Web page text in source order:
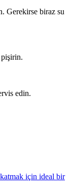
Gerekirse biraz su
pişirin.
edin.
katmak için ideal bir